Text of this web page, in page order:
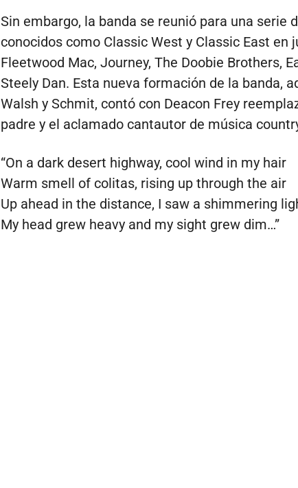
Sin embargo, la banda se reunió para una serie
conocidos como Classic West y Classic East en
Fleetwood Mac, Journey, The Doobie Brothers,
Steely Dan. Esta nueva formación de la banda,
Walsh y Schmit, contó con Deacon Frey
padre y el aclamado cantautor de música
“On a dark desert highway, cool wind in my hair
Warm smell of colitas, rising up through the air
Up ahead in the distance, I saw a shimmering
My head grew heavy and my sight grew dim…”